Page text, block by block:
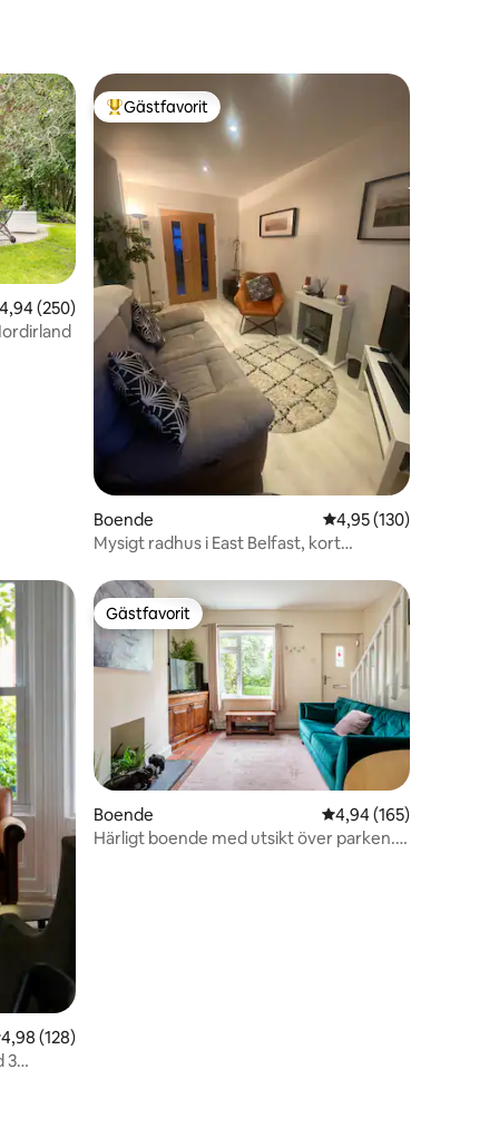
av 5 i genomsnittligt betyg, 250 omdömen
4,94 (250)
Populär gästfavorit
Gästfavorit
Boende 4,95 av 5 i
4,95 (130)
Mysigt radhus i East Belfast, kort
av 5 i genomsnittligt betyg, 128 omdömen
4,98 (128)
3
Gästfavorit
Gästfavorit
Boende 4,94 av 5 i
4,94 (165)
Härligt boende med utsikt över parken.